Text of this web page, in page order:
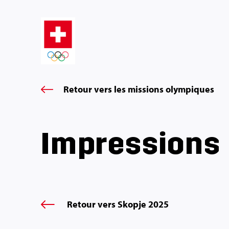
Retour vers les missions olympiques
Impressions
Retour vers Skopje 2025